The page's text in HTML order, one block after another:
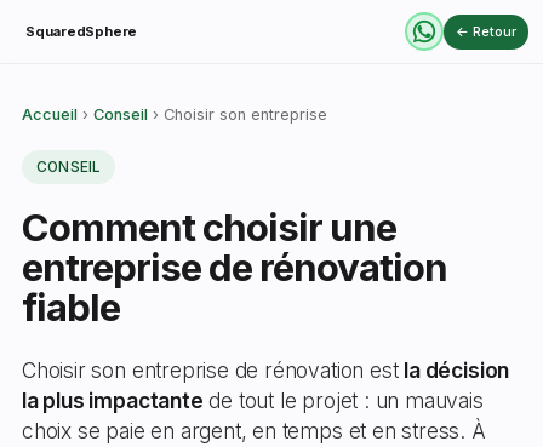
SquaredSphere ← Retour
Accueil › Conseil › Choisir son entreprise
CONSEIL
Comment choisir une
entreprise de rénovation
fiable
Choisir son entreprise de rénovation est la décision
la plus impactante de tout le projet : un mauvais
choix se paie en argent, en temps et en stress. À